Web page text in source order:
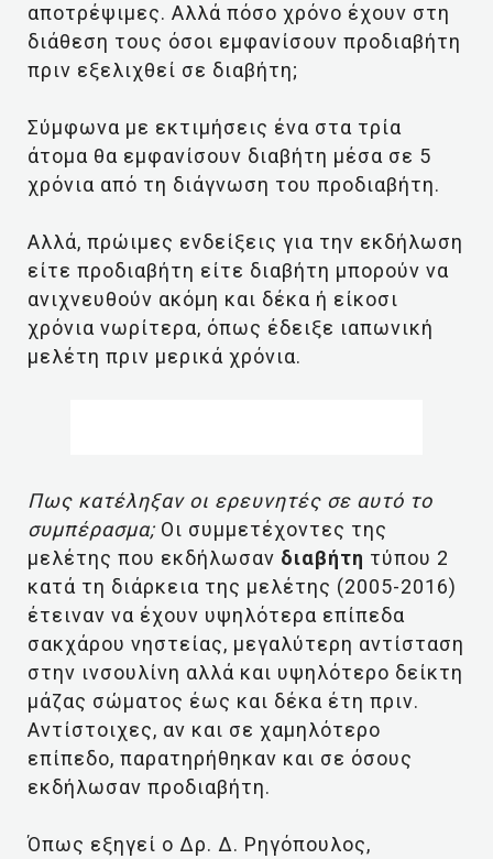
αποτρέψιμες. Αλλά πόσο χρόνο έχουν στη
διάθεση τους όσοι εμφανίσουν προδιαβήτη
πριν εξελιχθεί σε διαβήτη;
Σύμφωνα με εκτιμήσεις ένα στα τρία
άτομα θα εμφανίσουν διαβήτη μέσα σε 5
χρόνια από τη διάγνωση του προδιαβήτη.
Αλλά, πρώιμες ενδείξεις για την εκδήλωση
είτε προδιαβήτη είτε διαβήτη μπορούν να
ανιχνευθούν ακόμη και δέκα ή είκοσι
χρόνια νωρίτερα, όπως έδειξε ιαπωνική
μελέτη πριν μερικά χρόνια.
Πως κατέληξαν οι ερευνητές σε αυτό το
συμπέρασμα; Οι συμμετέχοντες της
μελέτης που εκδήλωσαν διαβήτη τύπου 2
κατά τη διάρκεια της μελέτης (2005-2016)
έτειναν να έχουν υψηλότερα επίπεδα
σακχάρου νηστείας, μεγαλύτερη αντίσταση
στην ινσουλίνη αλλά και υψηλότερο δείκτη
μάζας σώματος έως και δέκα έτη πριν.
Αντίστοιχες, αν και σε χαμηλότερο
επίπεδο, παρατηρήθηκαν και σε όσους
εκδήλωσαν προδιαβήτη.
Όπως εξηγεί ο Δρ. Δ. Ρηγόπουλος,